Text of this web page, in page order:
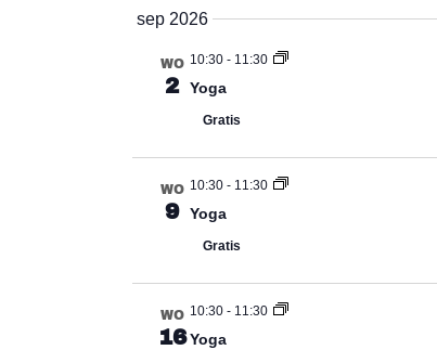
sep 2026
WO
2
10:30- 11:30
Yoga
Gratis
WO
9
10:30- 11:30
Yoga
Gratis
WO
16
10:30- 11:30
Yoga